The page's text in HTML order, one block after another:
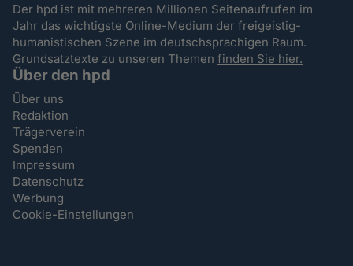
Der hpd ist mit mehreren Millionen Seitenaufrufen im
Jahr das wichtigste Online-Medium der freigeistig-
humanistischen Szene im deutschsprachigen Raum.
Grundsatztexte zu unseren Themenfinden Sie hier.
Über den hpd
Über uns
Redaktion
Trägerverein
Spenden
Impressum
Datenschutz
Werbung
Cookie-Einstellungen